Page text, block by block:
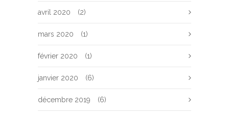
avril 2020 (2)
mars 2020 (1)
février 2020 (1)
janvier 2020 (6)
décembre 2019 (6)